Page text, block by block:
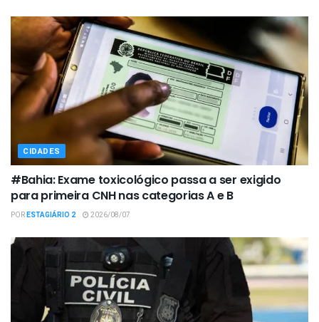
CIDADES
#Bahia: Exame toxicológico passa a ser exigido
para primeira CNH nas categorias A e B
PORESTAGIÁRIO 2 2026/08/07